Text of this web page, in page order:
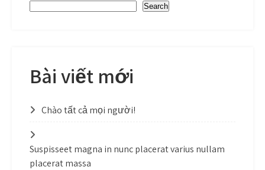
Search
Bài viết mới
Chào tất cả mọi người!
Suspisseet magna in nunc placerat varius nullam
placerat massa